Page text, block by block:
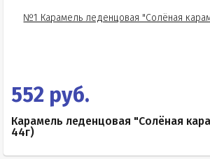
552 руб.
Карамель леденцовая "Солёная
44г)